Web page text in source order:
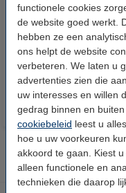
functionele cookies
de website goed werkt.
hebben ze een
ons helpt de website
verbeteren. We laten u
advertenties zien die
uw interesses en willen
gedrag binnen en
cookiebeleid leest u
hoe u uw voorkeuren
akkoord te gaan. Kiest
alleen functionele en
technieken die daarop
123accu Xtreme Power
Penlite AA batterij 24
€ 14,95 Incl. 21% btw